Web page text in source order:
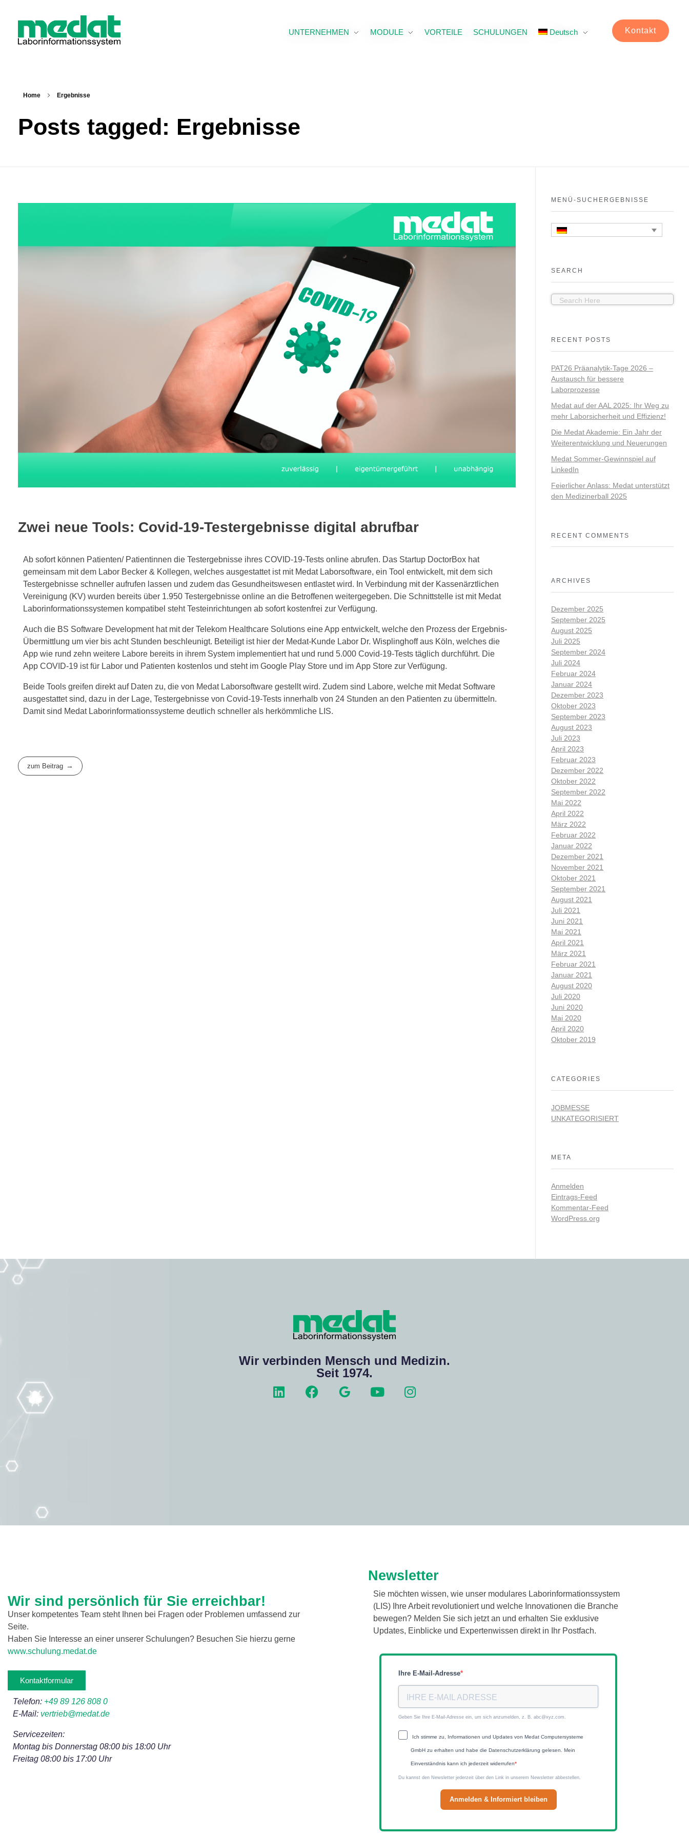
UNTERNEHMEN MODULE VORTEILE SCHULUNGEN Deutsch Kontakt
Home Ergebnisse
Posts tagged: Ergebnisse
Zwei neue Tools: Covid-19-Testergebnisse digital abrufbar
Ab sofort können Patienten/ Patientinnen die Testergebnisse ihres COVID-19-Tests online abrufen. Das Startup DoctorBox hat
gemeinsam mit dem Labor Becker & Kollegen, welches ausgestattet ist mit Medat Laborsoftware, ein Tool entwickelt, mit dem sich
Testergebnisse schneller aufrufen lassen und zudem das Gesundheitswesen entlastet wird. In Verbindung mit der Kassenärztlichen
Vereinigung (KV) wurden bereits über 1.950 Testergebnisse online an die Betroffenen weitergegeben. Die Schnittstelle ist mit Medat
Laborinformationssystemen kompatibel steht Testeinrichtungen ab sofort kostenfrei zur Verfügung.
Auch die BS Software Development hat mit der Telekom Healthcare Solutions eine App entwickelt, welche den Prozess der Ergebnis-
Übermittlung um vier bis acht Stunden beschleunigt. Beteiligt ist hier der Medat-Kunde Labor Dr. Wisplinghoff aus Köln, welches die
App wie rund zehn weitere Labore bereits in ihrem System implementiert hat und rund 5.000 Covid-19-Tests täglich durchführt. Die
App COVID-19 ist für Labor und Patienten kostenlos und steht im Google Play Store und im App Store zur Verfügung.
Beide Tools greifen direkt auf Daten zu, die von Medat Laborsoftware gestellt wird. Zudem sind Labore, welche mit Medat Software
ausgestattet sind, dazu in der Lage, Testergebnisse von Covid-19-Tests innerhalb von 24 Stunden an den Patienten zu übermitteln.
Damit sind Medat Laborinformationssysteme deutlich schneller als herkömmliche LIS.
zum Beitrag
MENÜ-SUCHERGEBNISSE
SEARCH
RECENT POSTS
PAT26 Präanalytik-Tage 2026 –
Austausch für bessere
Laborprozesse
Medat auf der AAL 2025: Ihr Weg zu
mehr Laborsicherheit und Effizienz!
Die Medat Akademie: Ein Jahr der
Weiterentwicklung und Neuerungen
Medat Sommer-Gewinnspiel auf
LinkedIn
Feierlicher Anlass: Medat unterstützt
den Medizinerball 2025
RECENT COMMENTS
ARCHIVES
Dezember 2025
September 2025
August 2025
Juli 2025
September 2024
Juli 2024
Februar 2024
Januar 2024
Dezember 2023
Oktober 2023
September 2023
August 2023
Juli 2023
April 2023
Februar 2023
Dezember 2022
Oktober 2022
September 2022
Mai 2022
April 2022
März 2022
Februar 2022
Januar 2022
Dezember 2021
November 2021
Oktober 2021
September 2021
August 2021
Juli 2021
Juni 2021
Mai 2021
April 2021
März 2021
Februar 2021
Januar 2021
August 2020
Juli 2020
Juni 2020
Mai 2020
April 2020
Oktober 2019
CATEGORIES
JOBMESSE
UNKATEGORISIERT
META
Anmelden
Eintrags-Feed
Kommentar-Feed
WordPress.org
Wir verbinden Mensch und Medizin.
Seit 1974.
Wir sind persönlich für Sie erreichbar!
Unser kompetentes Team steht Ihnen bei Fragen oder Problemen umfassend zur
Seite.
Haben Sie Interesse an einer unserer Schulungen? Besuchen Sie hierzu gerne
www.schulung.medat.de
Kontaktformular
Telefon: +49 89 126 808 0
E-Mail: vertrieb@medat.de
Servicezeiten:
Montag bis Donnerstag 08:00 bis 18:00 Uhr
Freitag 08:00 bis 17:00 Uhr
Newsletter
Sie möchten wissen, wie unser modulares Laborinformationssystem
(LIS) Ihre Arbeit revolutioniert und welche Innovationen die Branche
bewegen? Melden Sie sich jetzt an und erhalten Sie exklusive
Updates, Einblicke und Expertenwissen direkt in Ihr Postfach.
Ihre E-Mail-Adresse
Geben Sie Ihre E-Mail-Adresse ein, um sich anzumelden, z. B. abc@xyz.com.
Ich stimme zu, Informationen und Updates von Medat Computersysteme
GmbH zu erhalten und habe die Datenschutzerklärung gelesen. Mein
Einverständnis kann ich jederzeit widerrufen
Du kannst den Newsletter jederzeit über den Link in unserem Newsletter abbestellen.
Anmelden & Informiert bleiben